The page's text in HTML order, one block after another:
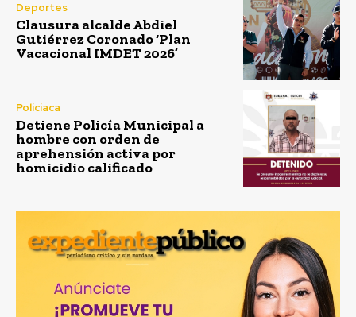
Deportes
Clausura alcalde Abdiel
Gutiérrez Coronado ‘Plan
Vacacional IMDET 2026’
Policiaca
Detiene Policía Municipal a
hombre con orden de
aprehensión activa por
homicidio calificado